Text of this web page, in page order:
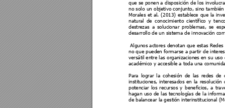
que se ponen a disposición de los
no solo un objetivo conjunto, sino
Morales et al. (2013) establece que la i
natural
de conocimiento científico y t
destrezas a solucionar problemas, se e
desarrollo de un sistema de innovación
Algunos actores denotan que estas Redes
no que pueden formarse a partir de
versátil entre las organizaciones en su uso
académico y accesible a toda una
Para lograr la cohesión de las redes de
instituciones, interesados en la resolución
potenciar los recursos y beneficios, a
hagan uso de las tecnologías de la
de balancear la gestión interinstitucional (M